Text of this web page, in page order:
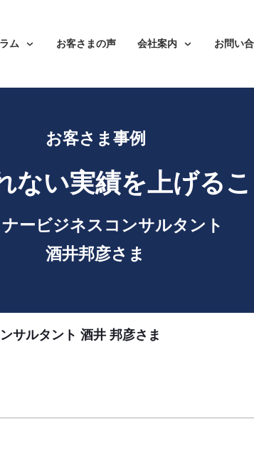
ム お客さまの声 会社案内 お問い
お客さま事例
ない実績を上げる
ービジネスコンサルタント
酒井邦彦さま
サルタント 酒井 邦彦さま